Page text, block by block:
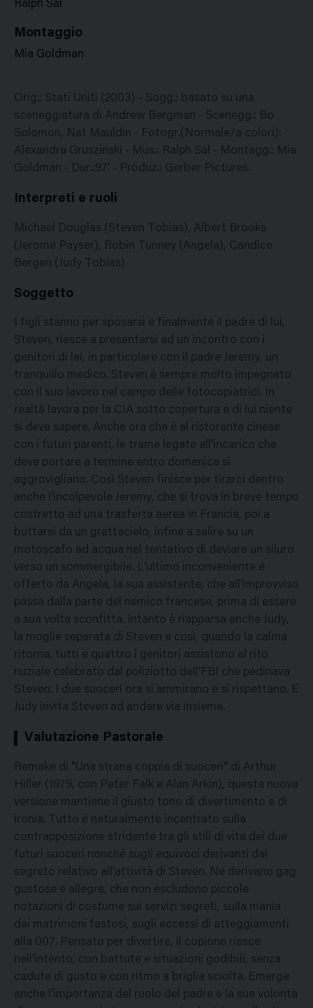
Ralph Sal
Montaggio
Mia Goldman
Orig.: Stati Uniti (2003) - Sogg.: basato su una
sceneggiatura di Andrew Bergman - Scenegg.: Bo
Solomon, Nat Mauldin - Fotogr.(Normale/a colori):
Alexandra Gruszinski - Mus.: Ralph Sal - Montagg.: Mia
Goldman - Dur.:97' - Produz.: Gerber Pictures.
Interpreti e ruoli
Michael Douglas (Steven Tobias), Albert Brooks
(Jerome Payser), Robin Tunney (Angela), Candice
Bergen (Judy Tobias)
Soggetto
I figli stanno per sposarsi e finalmente il padre di lui,
Steven, riesce a presentarsi ad un incontro con i
genitori di lei, in particolare con il padre Jeremy, un
tranquillo medico. Steven è sempre molto impegnato
con il suo lavoro nel campo delle fotocopiatrici. In
realtà lavora per la CIA sotto copertura e di lui niente
si deve sapere. Anche ora che è al ristorante cinese
con i futuri parenti, le trame legate all'incarico che
deve portare a termine entro domenica si
aggrovigliano. Così Steven finisce per tirarci dentro
anche l'incolpevole Jeremy, che si trova in breve tempo
costretto ad una trasferta aerea in Francia, poi a
buttarsi da un grattacielo, infine a salire su un
motoscafo ad acqua nel tentativo di deviare un siluro
verso un sommergibile. L'ultimo inconveniente é
offerto da Angela, la sua assistente, che all'improvviso
passa dalla parte del nemico francese, prima di essere
a sua volta sconfitta. Intanto è riapparsa anche Judy,
la moglie separata di Steven e così, quando la calma
ritorna, tutti e quattro i genitori assistono al rito
nuziale celebrato dal poliziotto dell'FBI che pedinava
Steven. I due suoceri ora si ammirano e si rispettano. E
Judy invita Steven ad andare via insieme.
Valutazione Pastorale
Remake di "Una strana coppia di suoceri" di Arthur
Hiller (1979, con Peter Falk e Alan Arkin), questa nuova
versione mantiene il giusto tono di divertimento e di
ironia. Tutto é naturalmente incentrato sulla
contrapposizione stridente tra gli stili di vita dei due
futuri suoceri nonché sugli equivoci derivanti dal
segreto relativo all'attività di Steven. Ne derivano gag
gustose e allegre, che non escludono piccole
notazioni di costume sui servizi segreti, sulla mania
dei matrimoni fastosi, sugli eccessi di atteggiamenti
alla 007. Pensato per divertire, il copione riesce
nell'intento, con battute e situazioni godibili, senza
cadute di gusto e con ritmo a briglia sciolta. Emerge
anche l'importanza del ruolo del padre e la sua volontà